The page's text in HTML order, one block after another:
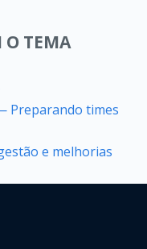
O TEMA
Preparando times
e melhorias